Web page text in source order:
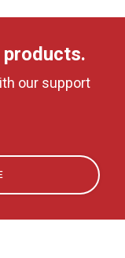
products.
our support